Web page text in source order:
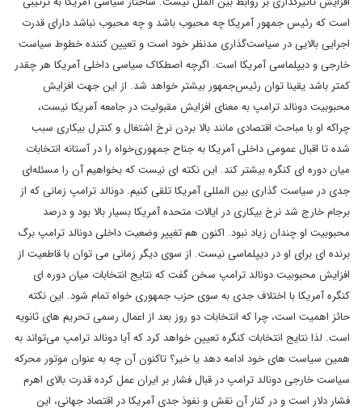
است که رئیس جمهور آمریکا چه محبوب باشد و چه محبوب نباشد دارای قدرت
اجرایی بالایی در سیاست‌گذاری مدنظر خود است و تعیین کننده خطوط سیاست
خارجی و دیپلماسی آمریکا است. اگرچه اصطکاک سیاسی داخلی آمریکا هر چقدر
کمتر باشد یقینا توان رئیس‌جمهور بیشتر خواهد شد. از این جهت افزایش
محبوبیت دونالد ترامپ به معنای افزایش مقبولیت در جامعه آمریکا نیست،
چراکه او با مباحث اقتصادی مانند بالا بردن نرخ اشتغال و کنترل بیکاری سبب
شده تا اقبال عمومی داخلی آمریکا به جناح جمهوری‌خواه را در آستانه انتخابات
میان دوره ای کنگره بیشتر کند. این نکته ای نیست که بخواهیم آن را مسئله‌ای
جدی در سیاست گذاری بین المللی آمریکا تلقی کنیم. دونالد ترامپ زمانی که از
برجام خارج شد نرخ بیکاری در ایالات متحده آمریکا بسیار بالا بود و درصد
محبوبیت او چندان زیاد نبود. اکنون هم تغییر وضعیت داخلی دونالد ترامپ برگ
برنده ای برای او در دیپلماسی نیست. از سوی دیگر زمانی می توان با قاطعیت از
افزایش محبوبیت دونالد ترامپ سخن گفت که نتایج انتخابات میان دوره ای
کنگره آمریکا با اختلاف جدی به سوی حزب جمهوری خواه تمام شود. این نکته
حائز اهمیت است، چرا که انتخابات دو روز بعد از اعمال رسمی تحریم های ثانویه
است. لذا نتایج انتخابات کنگره تعیین خواهد کرد که آیا دونالد ترامپ می‌تواند به
همین سیاست های خود ادامه دهد یا خیر؟ تاکنون آن چه به عنوان موتور محرکه
سیاست خارجی دونالد ترامپ در قبال فشار بر ایران عمل کرده قدرت بالای اهرم
فشار دلار است و در کنار آن نقش و نفوذ جدی آمریکا در اقتصاد جهانی، این